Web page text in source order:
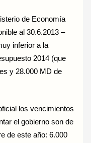
de Economía
al 30.6.2013 –
inferior a la
2014 (que
y 28.000 MD de
los vencimientos
el gobierno son de
de este año: 6.000